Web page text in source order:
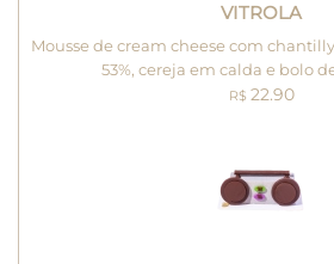
VITROLA
Mousse de cream cheese com
53%, cereja em calda e bolo
R$ 22.90